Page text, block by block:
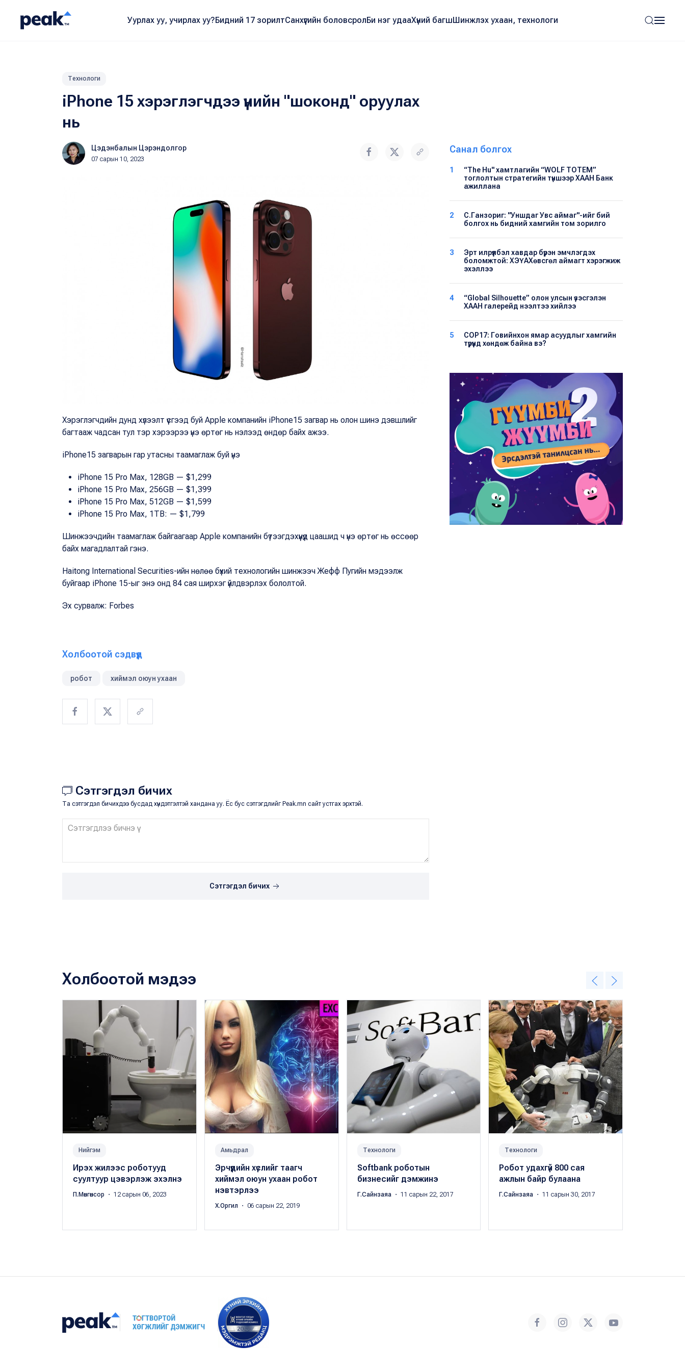
Уурлах уу, учирлах уу?Бидний 17 зорилтСанхүүгийн боловсролБи нэг удааХүний багшШинжлэх ухаан, технологи
Технологи
iPhone 15 хэрэглэгчдээ үнийн "шоконд" оруулах
нь
Цэдэнбалын Цэрэндолгор
07 сарын 10, 2023
Хэрэглэгчдийн дунд хүлээлт үүсгээд буй Аpple компанийн iPhone15 загвар нь олон шинэ дэвшлийг
багтааж чадсан тул тэр хэрээрээ үнэ өртөг нь нэлээд өндөр байх ажээ.
iPhone15 загварын гар утасны таамаглаж буй үнэ
iPhone 15 Pro Max, 128GB — $1,299
iPhone 15 Pro Max, 256GB — $1,399
iPhone 15 Pro Max, 512GB — $1,599
iPhone 15 Pro Max, 1TB: — $1,799
Шинжээчдийн таамаглаж байгаагаар Apple компанийн бүтээгдэхүүнүүд цаашид ч үнэ өртөг нь өссөөр
байх магадлалтай гэнэ.
Haitong International Securities-ийн нөлөө бүхий технологийн шинжээч Жефф Пугийн мэдээлж
буйгаар iPhone 15-ыг энэ онд 84 сая ширхэг үйлдвэрлэх бололтой.
Эх сурвалж: Forbes
Холбоотой сэдвүүд
робот хиймэл оюун ухаан
Сэтгэгдэл бичих
Та сэтгэгдэл бичихдээ бусдад хүндэтгэлтэй хандана уу. Ёс бус сэтгэгдлийг Peak.mn сайт устгах эрхтэй.
Сэтгэгдэл бичих
Санал болгох
1
“The Hu" хамтлагийн “WOLF TOTEM”
тоглолтын стратегийн түншээр ХААН Банк
ажиллана
2
С.Ганзориг: "Уншдаг Увс аймаг"-ийг бий
болгох нь бидний хамгийн том зорилго
3
Эрт илрүүлбэл хавдар бүрэн эмчлэгдэх
боломжтой: ХЭҮА​Хөвсгөл аймагт хэрэгжиж
эхэллээ
4
“Global Silhouette” олон улсын үзэсгэлэн
ХААН галерейд нээлтээ хийлээ
5
COP17: Говийнхон ямар асуудлыг хамгийн
түрүүнд хөндөж байна вэ?
Холбоотой мэдээ
Нийгэм
Ирэх жилээс роботууд
суултуур цэвэрлэж эхэлнэ
П.Мөнгөнсор ・ 12 сарын 06, 2023
Амьдрал
Эрчүүдийн хүслийг таагч
хиймэл оюун ухаан робот
нэвтэрлээ
Х.Оргил ・ 06 сарын 22, 2019
Технологи
Softbank роботын
бизнесийг дэмжинэ
Г.Сайнзаяа ・ 11 сарын 22, 2017
Технологи
Робот удахгүй 800 сая
ажлын байр булаана
Г.Сайнзаяа ・ 11 сарын 30, 2017